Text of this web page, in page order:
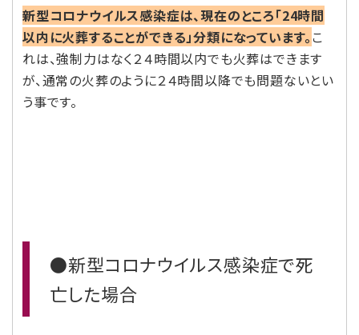
新型コロナウイルス感染症は、現在のところ「24時間
以内に火葬することができる」分類になっています。 こ
れは、強制力はなく２４時間以内でも火葬はできます
が、通常の火葬のように２４時間以降でも問題ないとい
う事です。
●新型コロナウイルス感染症で死
亡した場合